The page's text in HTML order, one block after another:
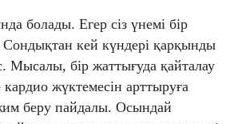
болады. Егер сіз үнемі бір
Сондықтан кей күндері қарқынды
Мысалы, бір жаттығуда қайталау
жүктемесін арттыруға
беру пайдалы. Осындай